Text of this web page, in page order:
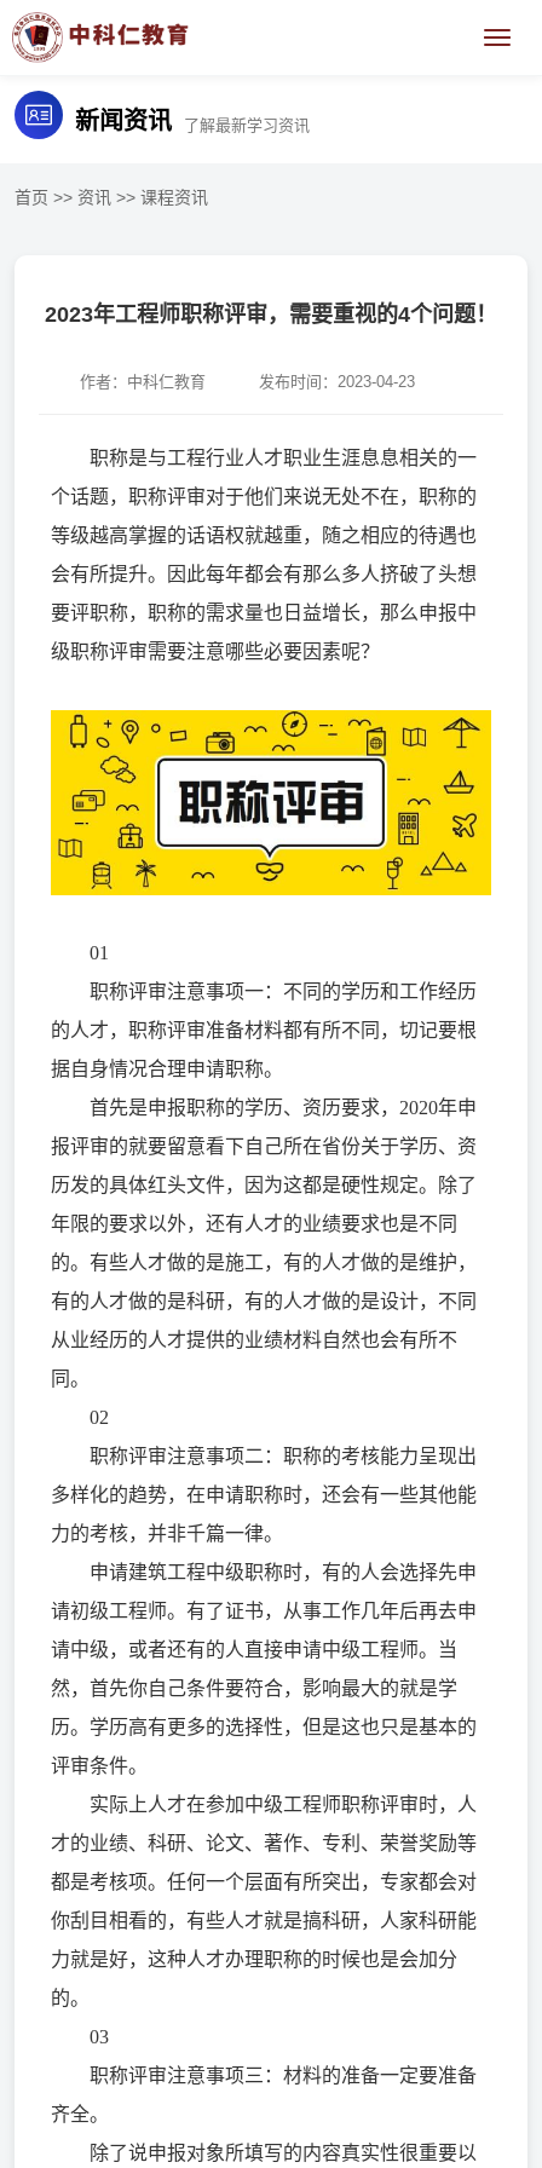
新闻资讯 了解最新学习资讯
首页 >> 资讯 >> 课程资讯
2023年工程师职称评审，需要重视的4个问题！
作者：中科仁教育 发布时间：2023-04-23
职称是与工程行业人才职业生涯息息相关的一
个话题，职称评审对于他们来说无处不在，职称的
等级越高掌握的话语权就越重，随之相应的待遇也
会有所提升。因此每年都会有那么多人挤破了头想
要评职称，职称的需求量也日益增长，那么申报中
级职称评审需要注意哪些必要因素呢？
01
职称评审注意事项一：不同的学历和工作经历
的人才，职称评审准备材料都有所不同，切记要根
据自身情况合理申请职称。
首先是申报职称的学历、资历要求，2020年申
报评审的就要留意看下自己所在省份关于学历、资
历发的具体红头文件，因为这都是硬性规定。除了
年限的要求以外，还有人才的业绩要求也是不同
的。有些人才做的是施工，有的人才做的是维护，
有的人才做的是科研，有的人才做的是设计，不同
从业经历的人才提供的业绩材料自然也会有所不
同。
02
职称评审注意事项二：职称的考核能力呈现出
多样化的趋势，在申请职称时，还会有一些其他能
力的考核，并非千篇一律。
申请建筑工程中级职称时，有的人会选择先申
请初级工程师。有了证书，从事工作几年后再去申
请中级，或者还有的人直接申请中级工程师。当
然，首先你自己条件要符合，影响最大的就是学
历。学历高有更多的选择性，但是这也只是基本的
评审条件。
实际上人才在参加中级工程师职称评审时，人
才的业绩、科研、论文、著作、专利、荣誉奖励等
都是考核项。任何一个层面有所突出，专家都会对
你刮目相看的，有些人才就是搞科研，人家科研能
力就是好，这种人才办理职称的时候也是会加分
的。
03
职称评审注意事项三：材料的准备一定要准备
齐全。
除了说申报对象所填写的内容真实性很重要以